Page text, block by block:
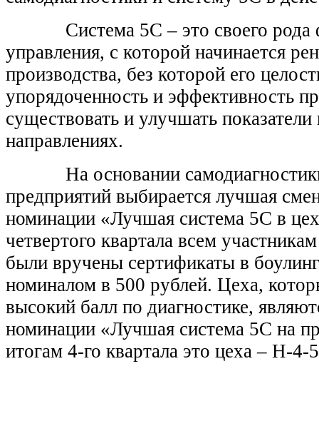
Система 5С – это своего рода
управления, с которой начинается
производства, без которой его
упорядоченность и эффективность
существовать и улучшать показатели
направлениях.
На основании
предприятий выбирается лучшая
номинации «Лучшая система 5С в
четвертого квартала всем
были вручены сертификаты в
номиналом в 500 рублей. Цеха,
высокий балл по диагностике,
номинации «Лучшая система 5С на
итогам 4-го квартала это цеха – Н-